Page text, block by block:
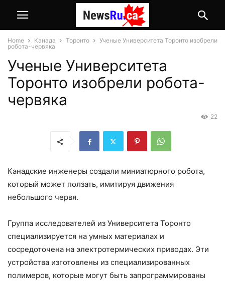
Home Канада Торонто
Ученые Университета Торонто изобрели
робота-червяка
Ученые Университета
Торонто изобрели робота-
червяка
22
Канадские инженеры создали миниатюрного робота,
который может ползать, имитируя движения
небольшого червя.
Группа исследователей из Университета Торонто
специализируется на умных материалах и
сосредоточена на электротермических приводах. Эти
устройства изготовлены из специализированных
полимеров, которые могут быть запрограммированы